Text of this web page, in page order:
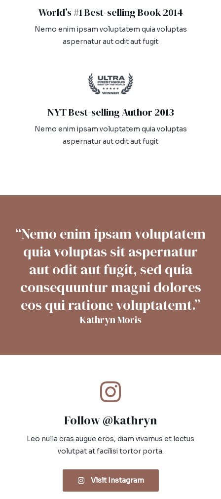
World’s #1 Best-selling Book 2014​
Nemo enim ipsam voluptatem quia voluptas
aspernatur aut odit aut fugit
NYT Best-selling Author 2013​
Nemo enim ipsam voluptatem quia voluptas
aspernatur aut odit aut fugit
“Nemo enim ipsam voluptatem
quia voluptas sit aspernatur
aut odit aut fugit, sed quia
consequuntur magni dolores
eos qui ratione voluptatemt.”​
Kathryn Moris​
Follow @kathryn​
Leo nulla cras augue eros, diam vivamus et lectus
volutpat at facilisi tortor porta.​
Visit Instagram